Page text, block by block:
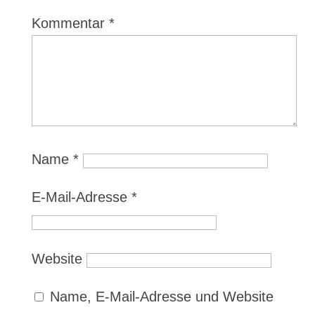
Kommentar *
Name *
E-Mail-Adresse *
Website
Name, E-Mail-Adresse und Website